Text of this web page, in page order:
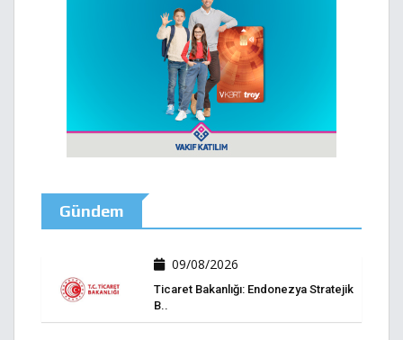
Gündem
09/08/2026
Ticaret Bakanlığı: Endonezya Stratejik
B..